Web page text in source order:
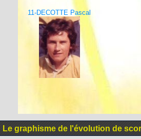
11-DECOTTE Pascal
Le graphisme de l'évolution de